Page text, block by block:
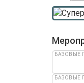
БАЗОВЫЕ
БАЗОВЫЕ